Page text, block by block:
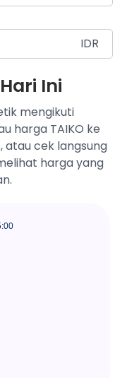
IDR
Ini
mengikuti
harga TAIKO ke
cek langsung
harga yang